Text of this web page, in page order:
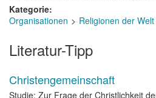
Kategorie
Organisationen
Religionen der Welt
Literatur-Tipp
Christengemeinschaft
Studie: Zur Frage der Christlichkeit